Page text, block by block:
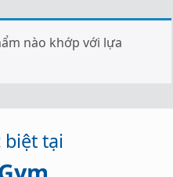
nào khớp với lựa
biệt tại